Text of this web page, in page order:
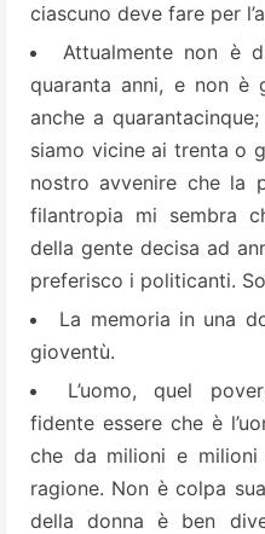
ciascuno deve fare per
Attualmente non è
quaranta anni, e non è
anche a
siamo vicine ai trenta o
nostro avvenire che la
filantropia mi sembra
della gente decisa ad
preferisco i politicanti.
La memoria in una
gioventù.
L’uomo, quel
fidente essere che è
che da milioni e
ragione. Non è colpa
della donna è ben